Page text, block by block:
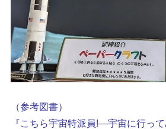
（参考図書）
『こちら宇宙特派員!―宇宙に行って